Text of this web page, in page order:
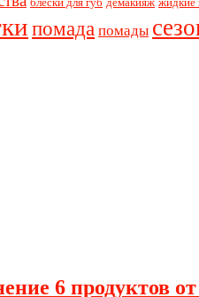
помада помады
6 продуктов